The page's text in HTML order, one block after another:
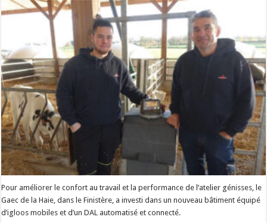
Un été fructueux pour Lactalis
Pour améliorer le confort au travail et la performance de l’atelier génisses, le
Gaec de la Haie, dans le Finistère, a investi dans un nouveau bâtiment équipé
d’igloos mobiles et d’un DAL automatisé et connecté.